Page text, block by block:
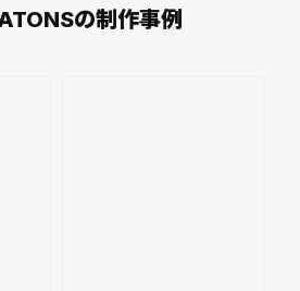
の制作事例